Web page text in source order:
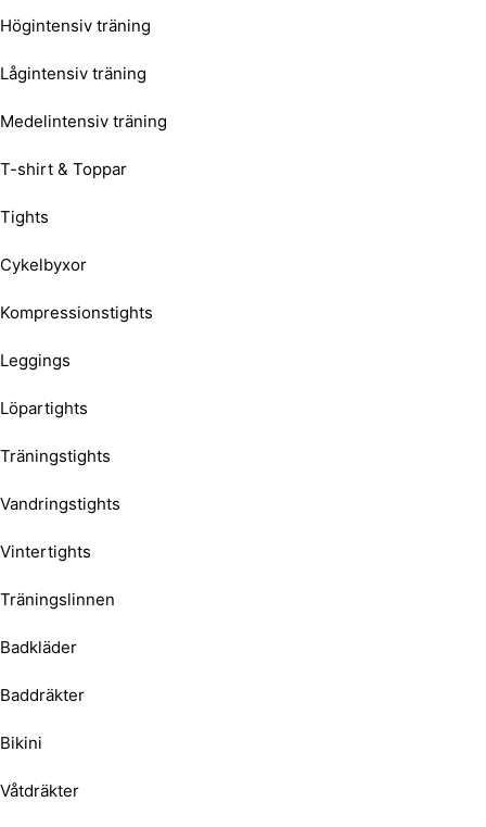
Högintensiv träning
Lågintensiv träning
Medelintensiv träning
T-shirt & Toppar
Tights
Cykelbyxor
Kompressionstights
Leggings
Löpartights
Träningstights
Vandringstights
Vintertights
Träningslinnen
Badkläder
Baddräkter
Bikini
Våtdräkter